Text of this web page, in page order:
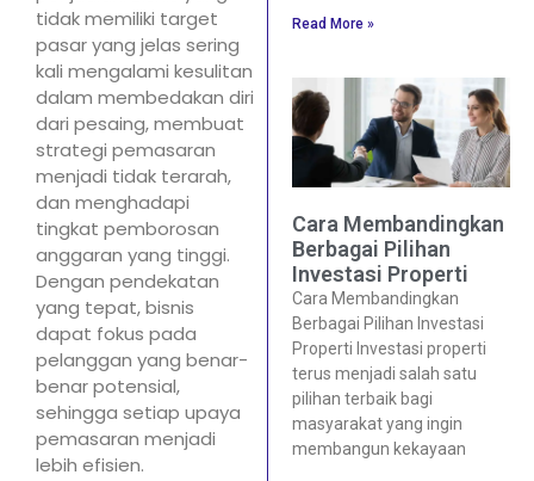
tidak memiliki target
pasar yang jelas sering
kali mengalami kesulitan
dalam membedakan diri
dari pesaing, membuat
strategi pemasaran
menjadi tidak terarah,
dan menghadapi
tingkat pemborosan
anggaran yang tinggi.
Dengan pendekatan
yang tepat, bisnis
dapat fokus pada
pelanggan yang benar-
benar potensial,
sehingga setiap upaya
pemasaran menjadi
lebih efisien.
Read More »
Cara Membandingkan
Berbagai Pilihan
Investasi Properti
Cara Membandingkan
Berbagai Pilihan Investasi
Properti Investasi properti
terus menjadi salah satu
pilihan terbaik bagi
masyarakat yang ingin
membangun kekayaan